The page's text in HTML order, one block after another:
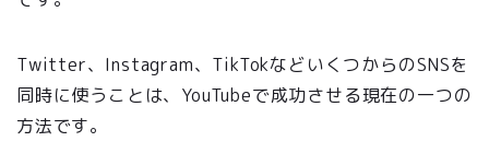
Twitter、Instagram、TikTokなどいくつからのSNSを
同時に使うことは、YouTubeで成功させる現在の一つの
方法です。